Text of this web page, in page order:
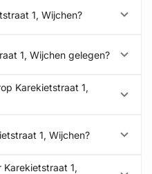
1, Wijchen?
1, Wijchen gelegen?
Karekietstraat 1,
1, Wijchen?
1,